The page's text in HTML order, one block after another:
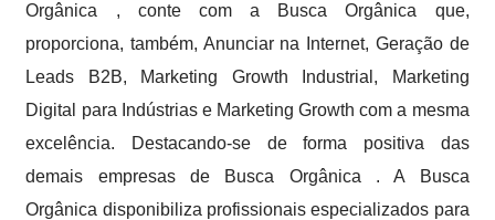
Orgânica , conte com a Busca Orgânica que,
proporciona, também, Anunciar na Internet, Geração de
Leads B2B, Marketing Growth Industrial, Marketing
Digital para Indústrias e Marketing Growth com a mesma
excelência. Destacando-se de forma positiva das
demais empresas de Busca Orgânica . A Busca
Orgânica disponibiliza profissionais especializados para